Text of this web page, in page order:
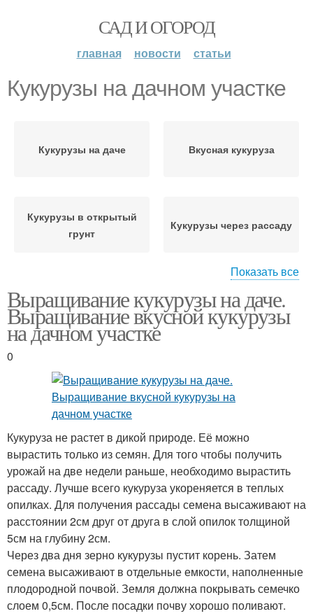
САД И ОГОРОД
главная новости статьи
Кукурузы на дачном участке
Кукурузы на даче Вкусная кукуруза
Кукурузы в открытый
грунт
Кукурузы через рассаду
приусадебном участке
Кукурузы на рассаду
Показать все
Выращивание кукурузы на даче.
Выращивание вкусной кукурузы
на дачном участке
0
Кукуруза не растет в дикой природе. Её можно
вырастить только из семян. Для того чтобы получить
урожай на две недели раньше, необходимо вырастить
рассаду. Лучше всего кукуруза укореняется в теплых
опилках. Для получения рассады семена высаживают на
расстоянии 2см друг от друга в слой опилок толщиной
5см на глубину 2см.
Через два дня зерно кукурузы пустит корень. Затем
семена высаживают в отдельные емкости, наполненные
плодородной почвой. Земля должна покрывать семечко
слоем 0,5см. После посадки почву хорошо поливают.